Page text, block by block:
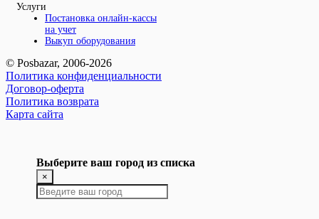
Услуги
Постановка онлайн-кассы
на учет
Выкуп оборудования
© Posbazar, 2006-2026
Политика конфиденциальности
Договор-оферта
Политика возврата
Карта сайта
Выберите ваш город из списка
×